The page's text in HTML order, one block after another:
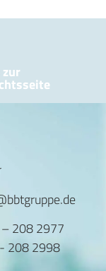
208 2977
208 2998